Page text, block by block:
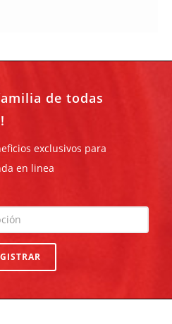
de todas
exclusivos para
en linea